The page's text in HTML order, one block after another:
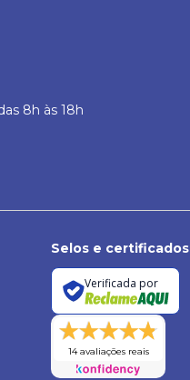
8h às 18h
Selos e certificados
Verificada por
14 avaliações reais